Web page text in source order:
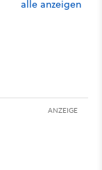
alle anzeigen
ANZEIGE